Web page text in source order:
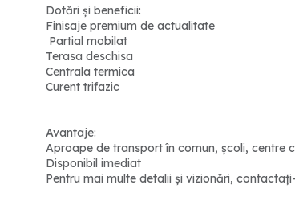
Dotări și beneficii:
Finisaje premium de actualitate
Partial mobilat
Terasa deschisa
Centrala termica
Curent trifazic
Avantaje:
Aproape de transport în comun, școli, centre
Disponibil imediat
Pentru mai multe detalii și vizionări,